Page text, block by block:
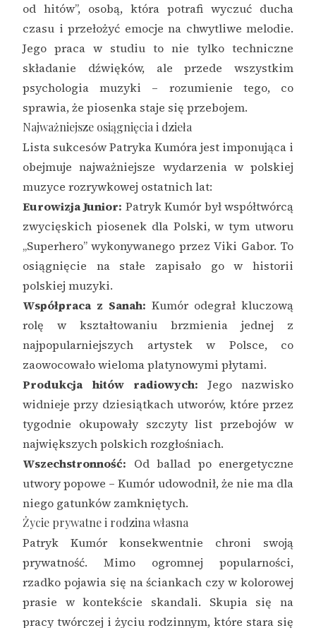
od hitów”, osobą, która potrafi wyczuć ducha
czasu i przełożyć emocje na chwytliwe melodie.
Jego praca w studiu to nie tylko techniczne
składanie dźwięków, ale przede wszystkim
psychologia muzyki – rozumienie tego, co
sprawia, że piosenka staje się przebojem.
Najważniejsze osiągnięcia i dzieła
Lista sukcesów Patryka Kumóra jest imponująca i
obejmuje najważniejsze wydarzenia w polskiej
muzyce rozrywkowej ostatnich lat:
Eurowizja Junior: Patryk Kumór był współtwórcą
zwycięskich piosenek dla Polski, w tym utworu
„Superhero” wykonywanego przez Viki Gabor. To
osiągnięcie na stałe zapisało go w historii
polskiej muzyki.
Współpraca z Sanah: Kumór odegrał kluczową
rolę w kształtowaniu brzmienia jednej z
najpopularniejszych artystek w Polsce, co
zaowocowało wieloma platynowymi płytami.
Produkcja hitów radiowych: Jego nazwisko
widnieje przy dziesiątkach utworów, które przez
tygodnie okupowały szczyty list przebojów w
największych polskich rozgłośniach.
Wszechstronność: Od ballad po energetyczne
utwory popowe – Kumór udowodnił, że nie ma dla
niego gatunków zamkniętych.
Życie prywatne i rodzina własna
Patryk Kumór konsekwentnie chroni swoją
prywatność. Mimo ogromnej popularności,
rzadko pojawia się na ściankach czy w kolorowej
prasie w kontekście skandali. Skupia się na
pracy twórczej i życiu rodzinnym, które stara się